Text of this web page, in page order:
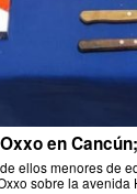
en
ellos menores de
sobre la avenida